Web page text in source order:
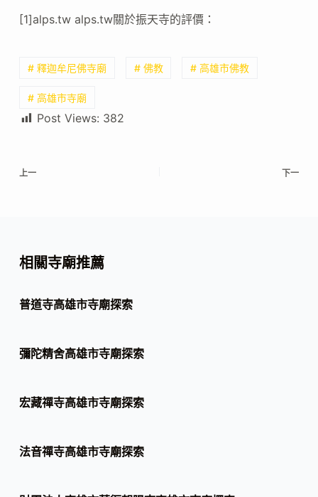
[1]alps.tw alps.tw關於振天寺的評價：
# 釋迦牟尼佛寺廟 # 佛教 # 高雄市佛教
# 高雄市寺廟
Post Views: 382
上一 下一
相關寺廟推薦
普道寺高雄市寺廟探索
彌陀精舍高雄市寺廟探索
宏藏禪寺高雄市寺廟探索
法音禪寺高雄市寺廟探索